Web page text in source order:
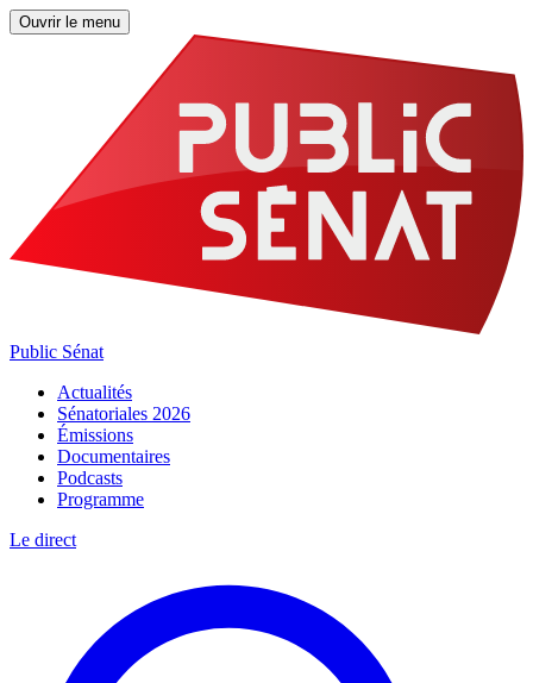
Ouvrir le menu
Public Sénat
Actualités
Sénatoriales 2026
Émissions
Documentaires
Podcasts
Programme
Le direct